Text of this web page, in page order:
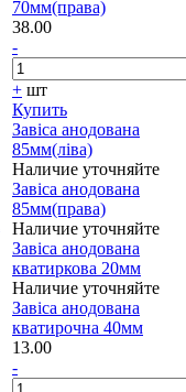
70мм(права)
38.00
-
+ шт
Купить
Завіса анодована
85мм(ліва)
Наличие уточняйте
Завіса анодована
85мм(права)
Наличие уточняйте
Завіса анодована
кватиркова 20мм
Наличие уточняйте
Завіса анодована
кватирочна 40мм
13.00
-